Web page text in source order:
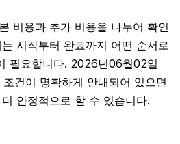
비용과 추가 비용을 나누어 확인
시작부터 완료까지 어떤 순서로
필요합니다. 2026년06월02일
건이 명확하게 안내되어 있으면
안정적으로 할 수 있습니다.